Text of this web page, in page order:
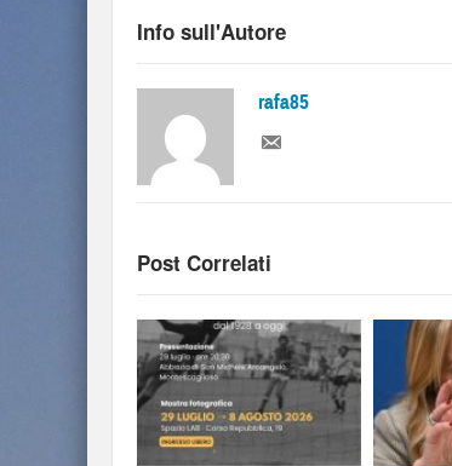
Info sull'Autore
rafa85
Post Correlati